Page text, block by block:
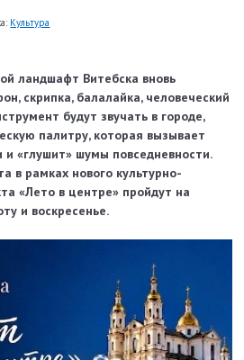
Культура
ландшафт Витебска вновь
скрипка, балалайка, человеческий
будут звучать в городе,
палитру, которая вызывает
«глушит» шумы повседневности.
в рамках нового культурно-
«Лето в центре» пройдут на
и воскресенье.